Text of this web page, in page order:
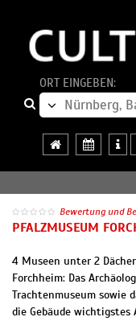
ORT EINGEBEN:
Bewertung und
PFALZMUSEUM
4 Museen unter 2
Forchheim: Das
Trachtenmuseum sowie
die Gebäude